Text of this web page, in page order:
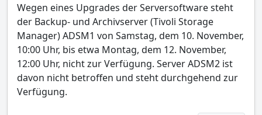
Wegen eines Upgrades der Serversoftware steht
der Backup- und Archivserver (Tivoli Storage
Manager) ADSM1 von Samstag, dem 10. November,
10:00 Uhr, bis etwa Montag, dem 12. November,
12:00 Uhr, nicht zur Verfügung. Server ADSM2 ist
davon nicht betroffen und steht durchgehend zur
Verfügung.